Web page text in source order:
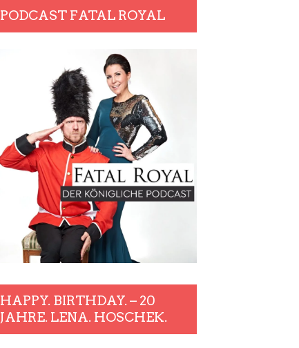
PODCAST FATAL ROYAL
HAPPY. BIRTHDAY. – 20
JAHRE. LENA. HOSCHEK.